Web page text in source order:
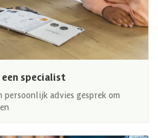
specialist
persoonlijk advies gesprek om